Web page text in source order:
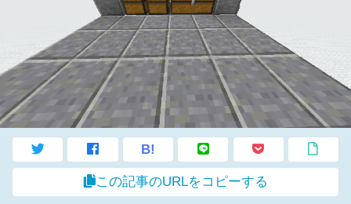
B!
この記事のURLをコピーする